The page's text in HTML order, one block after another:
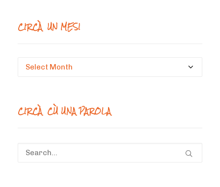
CIRCÀ UN MESI
Circà
CIRCÀ CÙ UNA PAROLA